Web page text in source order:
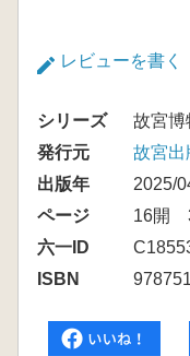
レビューを書く
シリーズ
故宮博
発行元
故宮出
出版年
2025/
ページ
16開
六一ID
ISBN